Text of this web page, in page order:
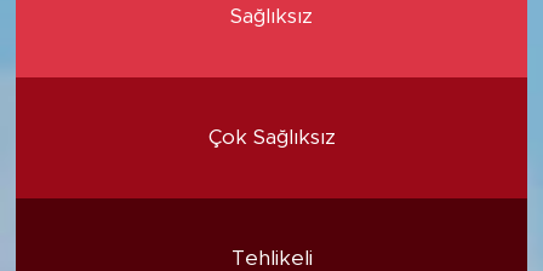
Sağlıksız
Çok Sağlıksız
Tehlikeli